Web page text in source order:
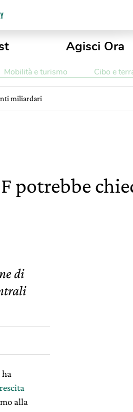
Agisci Ora
Mobilità e turismo Cibo e
miliardari
potrebbe
di
alla